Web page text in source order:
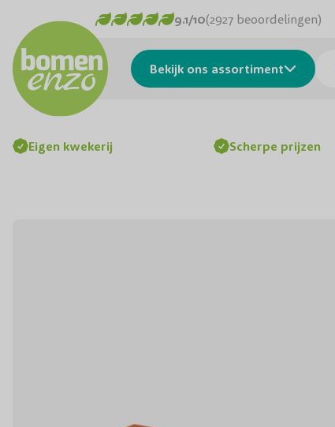
9.1/10(2927 beoordelingen)
Bekijk ons assortiment
Eigen kwekerij Scherpe prijzen